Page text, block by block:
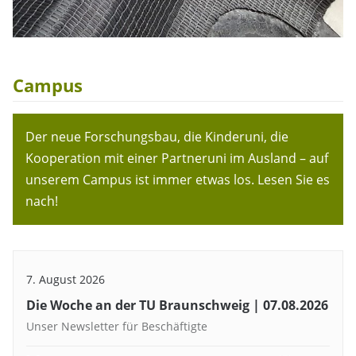
Campus
Der neue Forschungsbau, die Kinderuni, die
Kooperation mit einer Partneruni im Ausland – auf
unserem Campus ist immer etwas los. Lesen Sie es
nach!
7. August 2026
Die Woche an der TU Braunschweig | 07.08.2026
Unser Newsletter für Beschäftigte